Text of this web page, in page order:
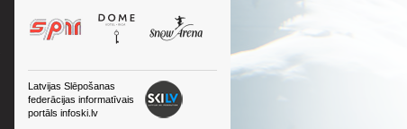
Latvijas Slēpošanas
federācijas informatīvais
portāls infoski.lv